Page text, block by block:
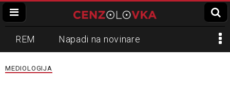
REM Napadi na novinare
Zvučni top
MEDIOLOGIJA